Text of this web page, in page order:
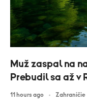
Muž zaspal na
Prebudil sa až v
11 hours ago Zahraničie